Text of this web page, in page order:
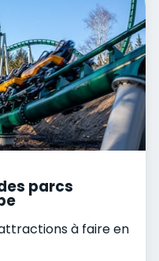
parcs
à faire en